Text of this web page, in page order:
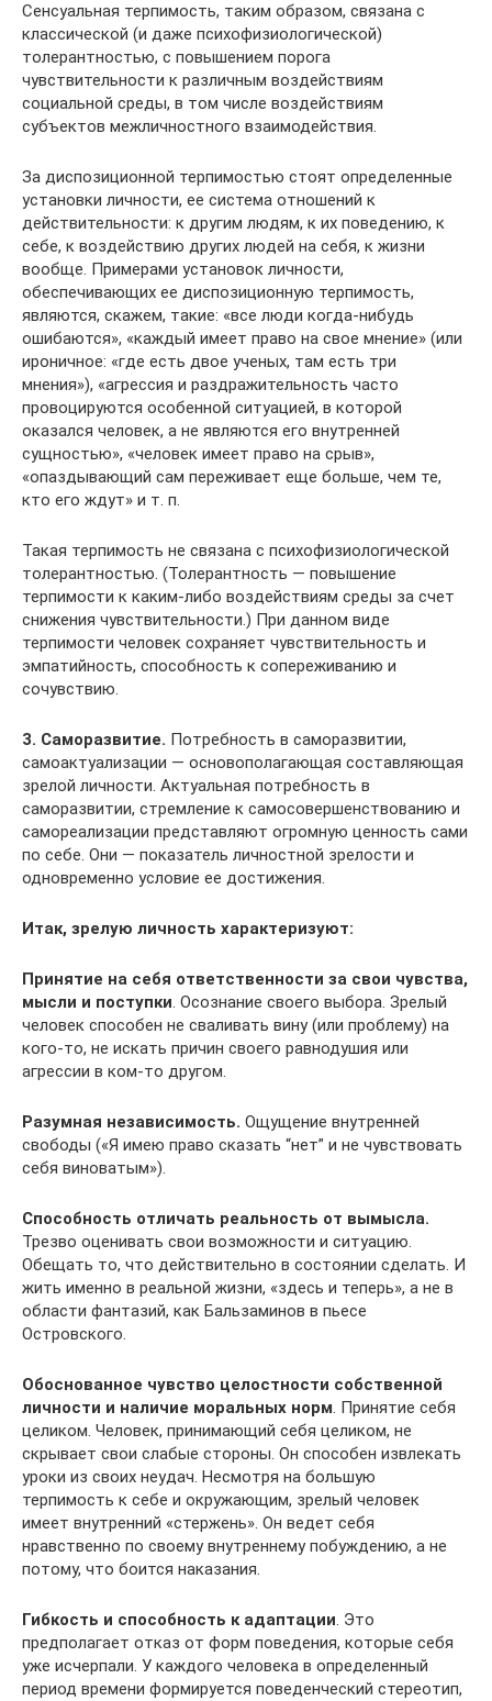
Сенсуальная терпимость, таким образом, связана с
классической (и даже психофизиологической)
толерантностью, с повышением порога
чувствительности к различным воздействиям
социальной среды, в том числе воздействиям
субъектов межличностного взаимодействия.
За диспозиционной терпимостью стоят определенные
установки личности, ее система отношений к
действительности: к другим людям, к их поведению, к
себе, к воздействию других людей на себя, к жизни
вообще. Примерами установок личности,
обеспечивающих ее диспозиционную терпимость,
являются, скажем, такие: «все люди когда-нибудь
ошибаются», «каждый имеет право на свое мнение» (или
ироничное: «где есть двое ученых, там есть три
мнения»), «агрессия и раздражительность часто
провоцируются особенной ситуацией, в которой
оказался человек, а не являются его внутренней
сущностью», «человек имеет право на срыв»,
«опаздывающий сам переживает еще больше, чем те,
кто его ждут» и т. п.
Такая терпимость не связана с психофизиологической
толерантностью. (Толерантность — повышение
терпимости к каким-либо воздействиям среды за счет
снижения чувствительности.) При данном виде
терпимости человек сохраняет чувствительность и
эмпатийность, способность к сопереживанию и
сочувствию.
3. Саморазвитие. Потребность в саморазвитии,
самоактуализации — основополагающая составляющая
зрелой личности. Актуальная потребность в
саморазвитии, стремление к самосовершенствованию и
самореализации представляют огромную ценность сами
по себе. Они — показатель личностной зрелости и
одновременно условие ее достижения.
Итак, зрелую личность характеризуют:
Принятие на себя ответственности за свои чувства,
мысли и поступки. Осознание своего выбора. Зрелый
человек способен не сваливать вину (или проблему) на
кого-то, не искать причин своего равнодушия или
агрессии в ком-то другом.
Разумная независимость. Ощущение внутренней
свободы («Я имею право сказать “нет” и не чувствовать
себя виноватым»).
Способность отличать реальность от вымысла.
Трезво оценивать свои возможности и ситуацию.
Обещать то, что действительно в состоянии сделать. И
жить именно в реальной жизни, «здесь и теперь», а не в
области фантазий, как Бальзаминов в пьесе
Островского.
Обоснованное чувство целостности собственной
личности и наличие моральных норм. Принятие себя
целиком. Человек, принимающий себя целиком, не
скрывает свои слабые стороны. Он способен извлекать
уроки из своих неудач. Несмотря на большую
терпимость к себе и окружающим, зрелый человек
имеет внутренний «стержень». Он ведет себя
нравственно по своему внутреннему побуждению, а не
потому, что боится наказания.
Гибкость и способность к адаптации. Это
предполагает отказ от форм поведения, которые себя
уже исчерпали. У каждого человека в определенный
период времени формируется поведенческий стереотип,